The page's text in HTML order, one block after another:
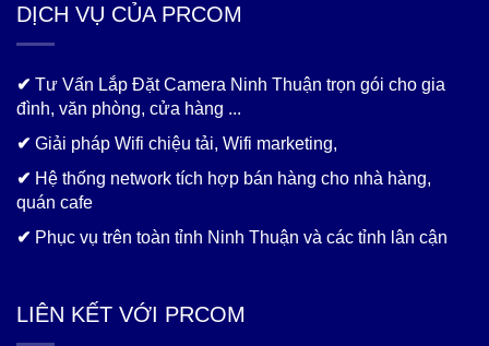
DỊCH VỤ CỦA PRCOM
✔ Tư Vấn Lắp Đặt Camera Ninh Thuận trọn gói cho gia
đình, văn phòng, cửa hàng ...
✔ Giải pháp Wifi chiệu tải, Wifi marketing,
✔ Hệ thống network tích hợp bán hàng cho nhà hàng,
quán cafe
✔ Phục vụ trên toàn tỉnh Ninh Thuận và các tỉnh lân cận
LIÊN KẾT VỚI PRCOM